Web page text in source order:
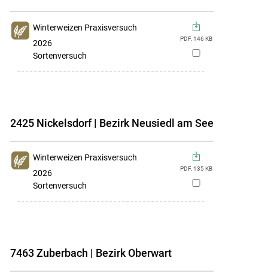
Winterweizen Praxisversuch
2026
Sortenversuch
PDF,146 KB
zur
2425 Nickelsdorf | Bezirk Neusiedl am See
Winterweizen Praxisversuch
2026
Sortenversuch
PDF,135KB
zur
7463 Zuberbach | Bezirk Oberwart